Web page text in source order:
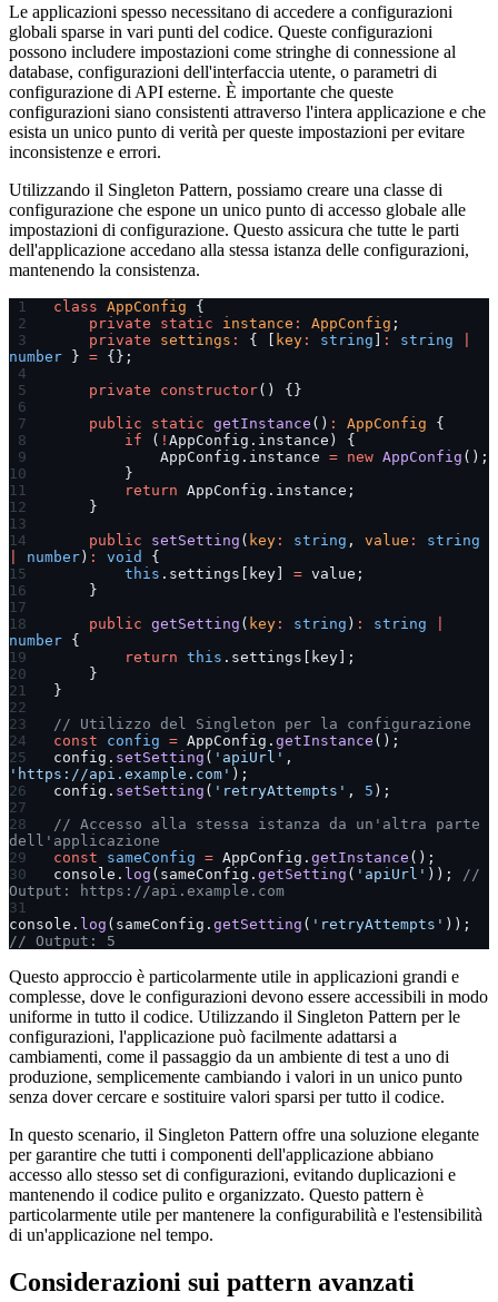
Le applicazioni spesso necessitano di accedere a configurazioni
globali sparse in vari punti del codice. Queste configurazioni
possono includere impostazioni come stringhe di connessione al
database, configurazioni dell'interfaccia utente, o parametri di
configurazione di API esterne. È importante che queste
configurazioni siano consistenti attraverso l'intera applicazione e che
esista un unico punto di verità per queste impostazioni per evitare
inconsistenze e errori.
Utilizzando il Singleton Pattern, possiamo creare una classe di
configurazione che espone un unico punto di accesso globale alle
impostazioni di configurazione. Questo assicura che tutte le parti
dell'applicazione accedano alla stessa istanza delle configurazioni,
mantenendo la consistenza.
class AppConfig {
    private
static instance : AppConfig ;
    private
settings : { [ key : string ] : string
number } = {};
    private
constructor() {}
    public
static getInstance () : AppConfig {
        if
( ! AppConfig.instance) {
            AppConfig.instance
= new AppConfig ();
        }
        return
AppConfig.instance;
    }
    public
setSetting ( key : string , value :
string
number) : void
{
        this
.settings[key] = value;
    }
    public
getSetting ( key : string ) : string
number {
        return
this .settings[key];
    }
}
// Utilizzo del Singleton per la configurazione
const config = AppConfig. getInstance ();
config. setSetting ( 'apiUrl'
'https://api.example.com' );
config. setSetting ( 'retryAttempts' , 5 );
// Accesso alla stessa istanza da un'altra parte
dell'applicazione
const sameConfig = AppConfig. getInstance ();
console. log (sameConfig. getSetting ( 'apiUrl' ));
//
Output: https://api.example.com
console. log (sameConfig. getSetting ( 'retryAttempts'
// Output: 5
Questo approccio è particolarmente utile in applicazioni grandi e
complesse, dove le configurazioni devono essere accessibili in modo
uniforme in tutto il codice. Utilizzando il Singleton Pattern per le
configurazioni, l'applicazione può facilmente adattarsi a
cambiamenti, come il passaggio da un ambiente di test a uno di
produzione, semplicemente cambiando i valori in un unico punto
senza dover cercare e sostituire valori sparsi per tutto il codice.
In questo scenario, il Singleton Pattern offre una soluzione elegante
per garantire che tutti i componenti dell'applicazione abbiano
accesso allo stesso set di configurazioni, evitando duplicazioni e
mantenendo il codice pulito e organizzato. Questo pattern è
particolarmente utile per mantenere la configurabilità e l'estensibilità
di un'applicazione nel tempo.
Considerazioni sui pattern avanzati